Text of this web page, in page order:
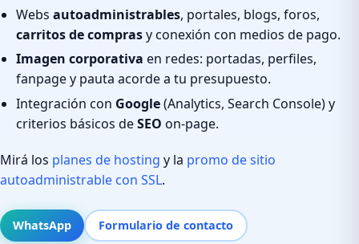
Webs autoadministrables, portales, blogs, foros,
carritos de comprasy conexión con medios de pago.
Imagen corporativa en redes: portadas, perfiles,
fanpage y pauta acorde a tu presupuesto.
Integración con Google(Analytics, Search Console) y
criterios básicos deSEO on-page.
Mirá los planes de hosting y la promo de sitio
autoadministrable con SSL.
WhatsApp Formulario de contacto